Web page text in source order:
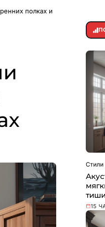
полках и
Стили
15